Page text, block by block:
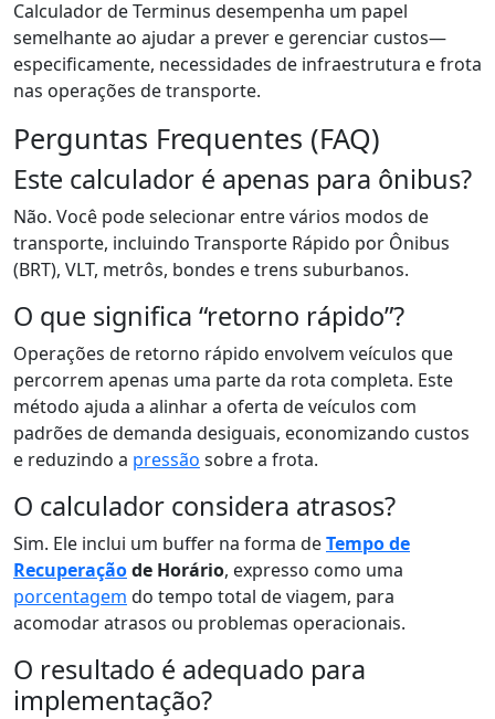
Calculador de Terminus desempenha um papel
semelhante ao ajudar a prever e gerenciar custos—
especificamente, necessidades de infraestrutura e frota
nas operações de transporte.
Perguntas Frequentes (FAQ)
Este calculador é apenas para ônibus?
Não. Você pode selecionar entre vários modos de
transporte, incluindo Transporte Rápido por Ônibus
(BRT), VLT, metrôs, bondes e trens suburbanos.
O que significa “retorno rápido”?
Operações de retorno rápido envolvem veículos que
percorrem apenas uma parte da rota completa. Este
método ajuda a alinhar a oferta de veículos com
padrões de demanda desiguais, economizando custos
e reduzindo a pressão sobre a frota.
O calculador considera atrasos?
Sim. Ele inclui um buffer na forma deTempo de
Recuperaçãode Horário, expresso como uma
porcentagem do tempo total de viagem, para
acomodar atrasos ou problemas operacionais.
O resultado é adequado para
implementação?